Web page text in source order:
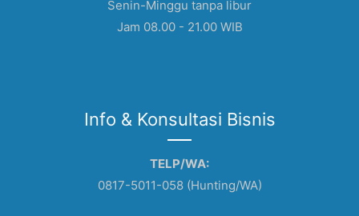
Senin-Minggu tanpa libur
Jam 08.00 - 21.00 WIB
Info & Konsultasi Bisnis
TELP/WA:
0817-5011-058 (Hunting/WA)